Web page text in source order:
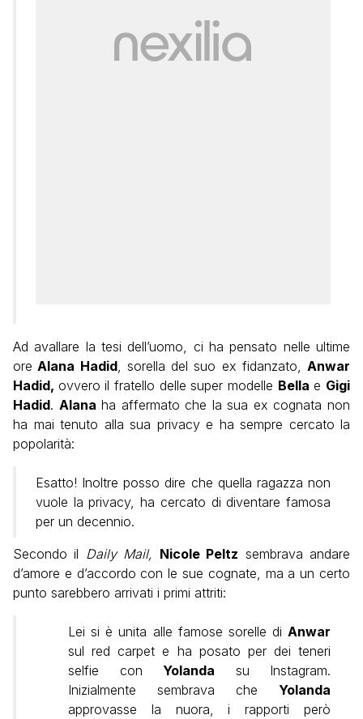
Ad avallare la tesi dell’uomo, ci ha pensato nelle ultime
ore Alana Hadid, sorella del suo ex fidanzato, Anwar
Hadid, ovvero il fratello delle super modelle Bella e Gigi
Hadid. Alana ha affermato che la sua ex cognata non
ha mai tenuto alla sua privacy e ha sempre cercato la
popolarità:
Esatto! Inoltre posso dire che quella ragazza non
vuole la privacy, ha cercato di diventare famosa
per un decennio.
Secondo il Daily Mail, Nicole Peltz sembrava andare
d’amore e d’accordo con le sue cognate, ma a un certo
punto sarebbero arrivati i primi attriti:
Lei si è unita alle famose sorelle di Anwar
sul red carpet e ha posato per dei teneri
selfie con Yolanda su Instagram.
Inizialmente sembrava che Yolanda
approvasse la nuora, i rapporti però